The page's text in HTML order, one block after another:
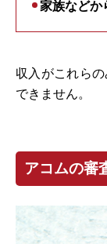
家族などか
収入がこれら
できません。
アコムの審